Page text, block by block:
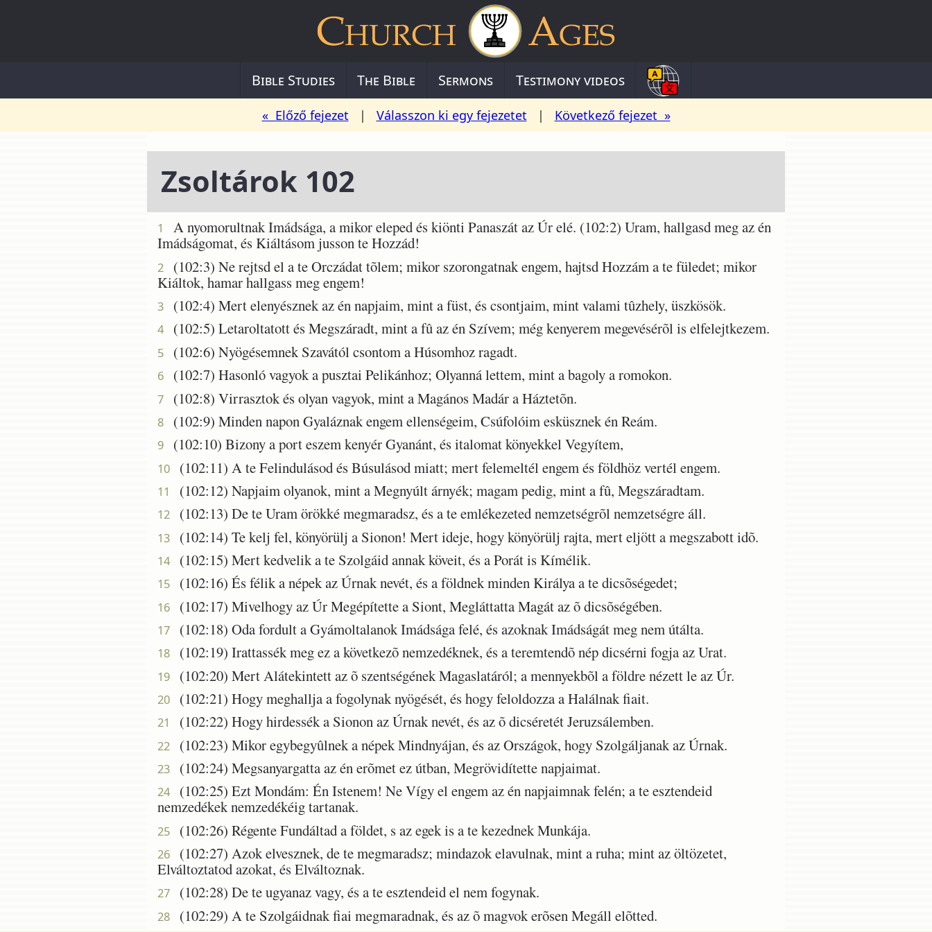
Bible Studies The Bible Sermons Testimony videos
« Előző fejezet | Válasszon ki egy fejezetet | Következő fejezet »
Zsoltárok 102
1
A nyomorultnak Imádsága, a mikor eleped és kiönti Panaszát az Úr elé. (102:2) Uram, hallgasd meg az én
Imádságomat, és Kiáltásom jusson te Hozzád!
2
(102:3) Ne rejtsd el a te Orczádat tõlem; mikor szorongatnak engem, hajtsd Hozzám a te füledet; mikor
Kiáltok, hamar hallgass meg engem!
3 (102:4) Mert elenyésznek az én napjaim, mint a füst, és csontjaim, mint valami tûzhely, üszkösök.
4 (102:5) Letaroltatott és Megszáradt, mint a fû az én Szívem; még kenyerem megevésérõl is elfelejtkezem.
5 (102:6) Nyögésemnek Szavától csontom a Húsomhoz ragadt.
6 (102:7) Hasonló vagyok a pusztai Pelikánhoz; Olyanná lettem, mint a bagoly a romokon.
7 (102:8) Virrasztok és olyan vagyok, mint a Magános Madár a Háztetõn.
8 (102:9) Minden napon Gyaláznak engem ellenségeim, Csúfolóim esküsznek én Reám.
9 (102:10) Bizony a port eszem kenyér Gyanánt, és italomat könyekkel Vegyítem,
10 (102:11) A te Felindulásod és Búsulásod miatt; mert felemeltél engem és földhöz vertél engem.
11 (102:12) Napjaim olyanok, mint a Megnyúlt árnyék; magam pedig, mint a fû, Megszáradtam.
12 (102:13) De te Uram örökké megmaradsz, és a te emlékezeted nemzetségrõl nemzetségre áll.
13 (102:14) Te kelj fel, könyörülj a Sionon! Mert ideje, hogy könyörülj rajta, mert eljött a megszabott idõ.
14 (102:15) Mert kedvelik a te Szolgáid annak köveit, és a Porát is Kímélik.
15 (102:16) És félik a népek az Úrnak nevét, és a földnek minden Királya a te dicsõségedet;
16 (102:17) Mivelhogy az Úr Megépítette a Siont, Megláttatta Magát az õ dicsõségében.
17 (102:18) Oda fordult a Gyámoltalanok Imádsága felé, és azoknak Imádságát meg nem útálta.
18 (102:19) Irattassék meg ez a következõ nemzedéknek, és a teremtendõ nép dicsérni fogja az Urat.
19 (102:20) Mert Alátekintett az õ szentségének Magaslatáról; a mennyekbõl a földre nézett le az Úr.
20 (102:21) Hogy meghallja a fogolynak nyögését, és hogy feloldozza a Halálnak fiait.
21 (102:22) Hogy hirdessék a Sionon az Úrnak nevét, és az õ dicséretét Jeruzsálemben.
22 (102:23) Mikor egybegyûlnek a népek Mindnyájan, és az Országok, hogy Szolgáljanak az Úrnak.
23 (102:24) Megsanyargatta az én erõmet ez útban, Megrövidítette napjaimat.
24
(102:25) Ezt Mondám: Én Istenem! Ne Vígy el engem az én napjaimnak felén; a te esztendeid
nemzedékek nemzedékéig tartanak.
25 (102:26) Régente Fundáltad a földet, s az egek is a te kezednek Munkája.
26
(102:27) Azok elvesznek, de te megmaradsz; mindazok elavulnak, mint a ruha; mint az öltözetet,
Elváltoztatod azokat, és Elváltoznak.
27 (102:28) De te ugyanaz vagy, és a te esztendeid el nem fogynak.
28 (102:29) A te Szolgáidnak fiai megmaradnak, és az õ magvok erõsen Megáll elõtted.